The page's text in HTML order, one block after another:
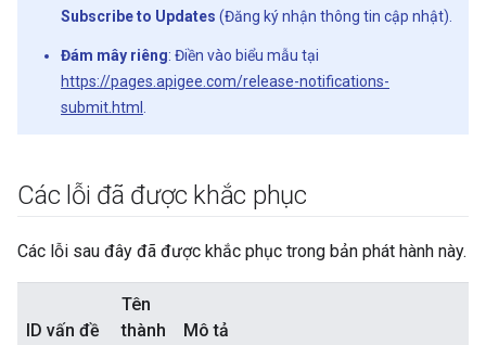
Subscribe to Updates (Đăng ký nhận thông tin cập nhật).
Đám mây riêng: Điền vào biểu mẫu tại
https://pages.apigee.com/release-notifications-
submit.html
Các lỗi đã được khắc phục
Các lỗi sau đây đã được khắc phục trong bản phát hành này.
ID vấn đề
Tên
thành
Mô tả